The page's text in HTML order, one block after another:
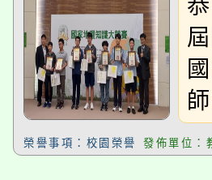
榮譽事項：校園榮譽 發佈單位：